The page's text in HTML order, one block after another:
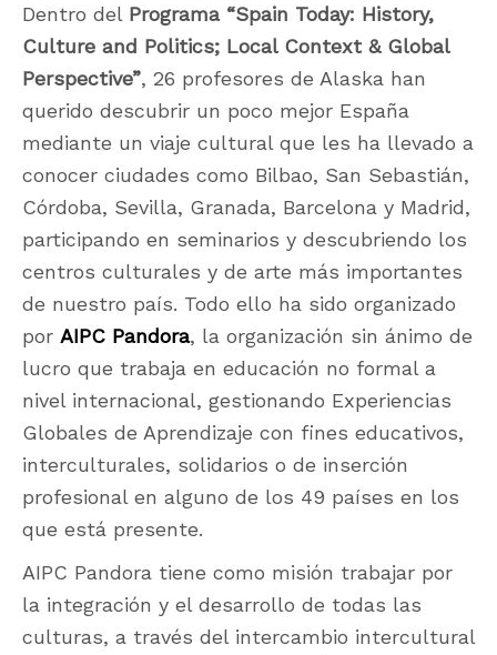
Dentro del Programa “Spain Today: History,
Culture and Politics; Local Context & Global
Perspective”, 26 profesores de Alaska han
querido descubrir un poco mejor España
mediante un viaje cultural que les ha llevado a
conocer ciudades como Bilbao, San Sebastián,
Córdoba, Sevilla, Granada, Barcelona y Madrid,
participando en seminarios y descubriendo los
centros culturales y de arte más importantes
de nuestro país. Todo ello ha sido organizado
por AIPC Pandora, la organización sin ánimo de
lucro que trabaja en educación no formal a
nivel internacional, gestionando Experiencias
Globales de Aprendizaje con fines educativos,
interculturales, solidarios o de inserción
profesional en alguno de los 49 países en los
que está presente.
AIPC Pandora tiene como misión trabajar por
la integración y el desarrollo de todas las
culturas, a través del intercambio intercultural